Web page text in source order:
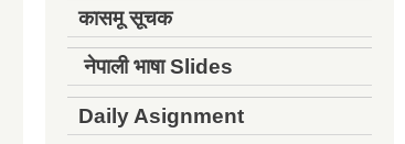
कासमू सूचक
नेपाली भाषा Slides
Daily Asignment